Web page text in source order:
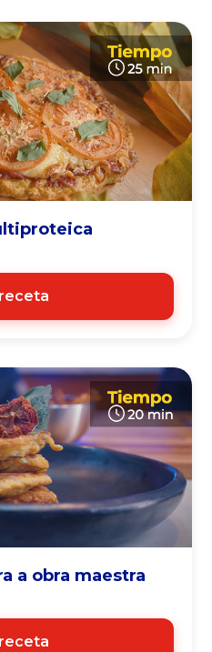
multiproteica
Croqueta casera a obra maestra